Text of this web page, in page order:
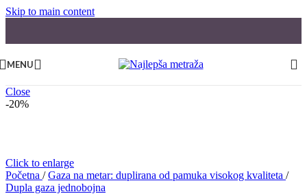
Skip to main content
MENU
Close
-20%
Click to enlarge
Početna / Gaza na metar: duplirana od pamuka visokog kvaliteta /
Dupla gaza jednobojna